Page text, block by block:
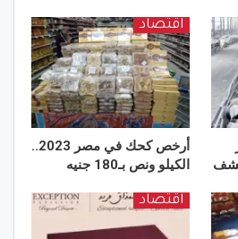
اقتصاد
أرخص كحك في مصر 2023..
الكيلو ونص بـ180 جنيه
اقتصاد